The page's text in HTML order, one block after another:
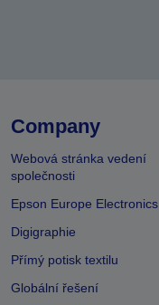
Company
Webová stránka vedení
společnosti
Epson Europe Electronics
Digigraphie
Přímý potisk textilu
Globální řešení